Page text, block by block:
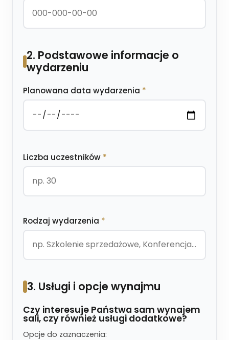
2. Podstawowe informacje o
wydarzeniu
Planowana data wydarzenia *
Liczba uczestników *
Rodzaj wydarzenia *
3. Usługi i opcje wynajmu
Czy interesuje Państwa sam wynajem
sali, czy również usługi dodatkowe?
Opcje do zaznaczenia: